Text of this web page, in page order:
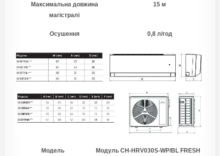
Максимальна довжина
магістралі
15 м
Осушення 0,8 л/год
Модель
Модуль CH-HRV030S-WP/BL FRESH